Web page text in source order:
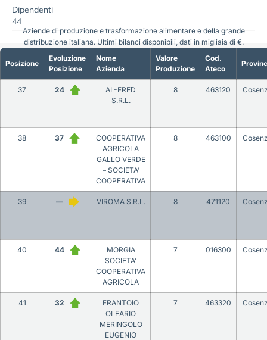
Dipendenti
44
Posizione
Evoluzione
Posizione
Nome
Azienda
Valore
Produzione
Cod.
Ateco
37 24
AL-FRED
S.R.L.
8 463120
38 37
COOPERATIVA
AGRICOLA
GALLO VERDE
– SOCIETA’
COOPERATIVA
8 463100
39 — VIROMA S.R.L. 8 471120
40 44
MORGIA
SOCIETA’
COOPERATIVA
AGRICOLA
7 016300
41 32
FRANTOIO
OLEARIO
MERINGOLO
EUGENIO
7 463320
Aziende di produzione e trasformazione alimentare e della grande
distribuzione italiana. Ultimi bilanci disponibili, dati in migliaia di €.